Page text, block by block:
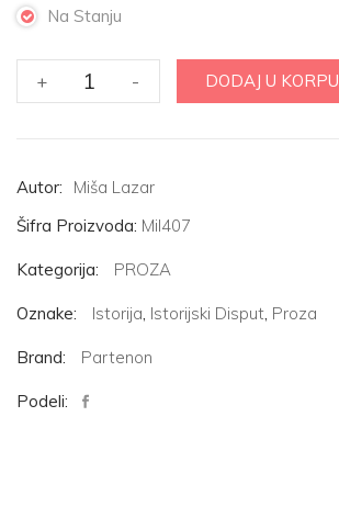
Na Stanju
+
Istoričar
količina
- DODAJ U KORPU
Autor:
Miša Lazar
Šifra Proizvoda: Mil407
Kategorija: PROZA
Oznake: Istorija, Istorijski Disput, Proza
Brand: Partenon
Podeli: